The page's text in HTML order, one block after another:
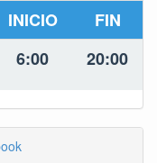
INICIO FIN
6:00 20:00